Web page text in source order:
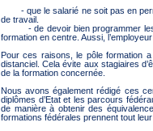
- que le salarié ne soit pas en
de travail.
- de devoir bien programmer les
formation en centre. Aussi,
Pour ces raisons, le pôle formation
distanciel. Cela évite aux stagiaires
de la formation concernée.
Nous avons également rédigé ces
diplômes d’Etat et les parcours
de manière à obtenir des
formations fédérales prennent tout leur